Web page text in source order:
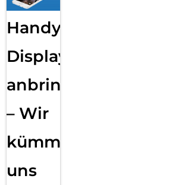
Handy
Displayfolie
anbringen
– Wir
kümmern
uns